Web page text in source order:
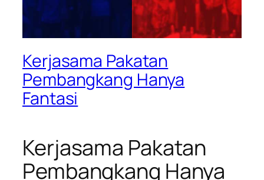
Kerjasama Pakatan
Pembangkang Hanya
Fantasi
Kerjasama Pakatan
Pembangkang Hanya